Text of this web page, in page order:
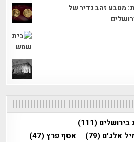
מטבע זהב נדיר של
בירושלים (111)
אלג'ם (79) אסף פרץ(47)